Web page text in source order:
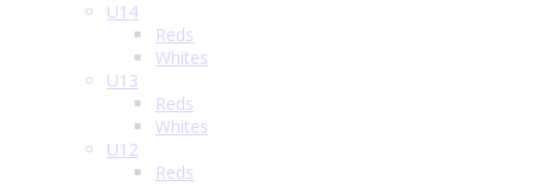
U14
Reds
Whites
U13
Reds
Whites
U12
Reds